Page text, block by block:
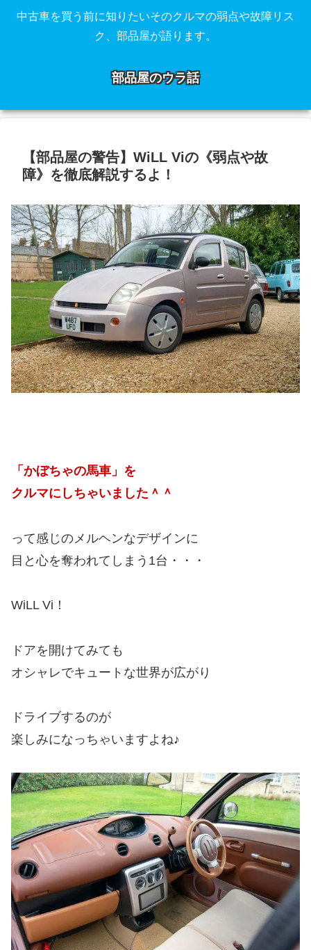
中古車を買う前に知りたいそのクルマの弱点や故障リス
ク、部品屋が語ります。
部品屋のウラ話
【部品屋の警告】WiLL Viの《弱点や故
障》を徹底解説するよ！
「かぼちゃの馬車」を
クルマにしちゃいました＾＾
って感じのメルヘンなデザインに
目と心を奪われてしまう1台・・・
WiLL Vi！
ドアを開けてみても
オシャレでキュートな世界が広がり
ドライブするのが
楽しみになっちゃいますよね♪